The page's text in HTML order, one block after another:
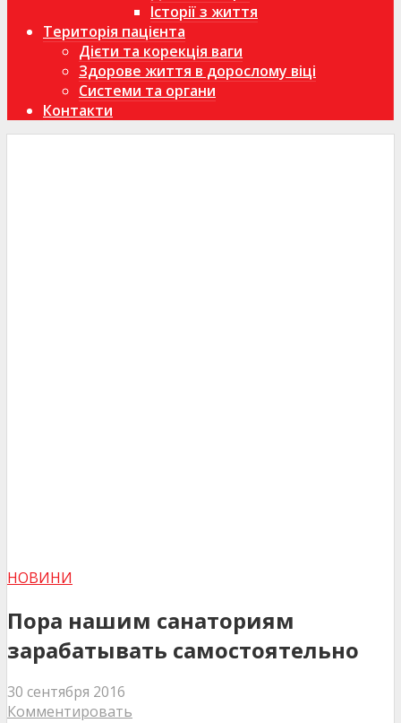
Історії з життя
Територія пацієнта
Дієти та корекція ваги
Здорове життя в дорослому віці
Системи та органи
Контакти
НОВИНИ
Пора нашим санаториям
зарабатывать самостоятельно
30 сентября 2016
Комментировать